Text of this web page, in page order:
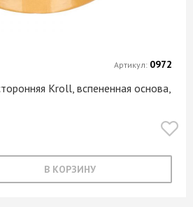
Kroll, вспененная основа,
В КОРЗИНУ
Артикул: 0972